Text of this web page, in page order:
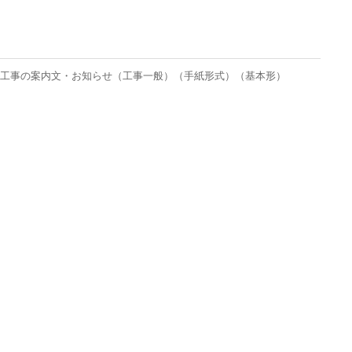
の案内文・お知らせ（工事一般）（手紙形式）（基本形）